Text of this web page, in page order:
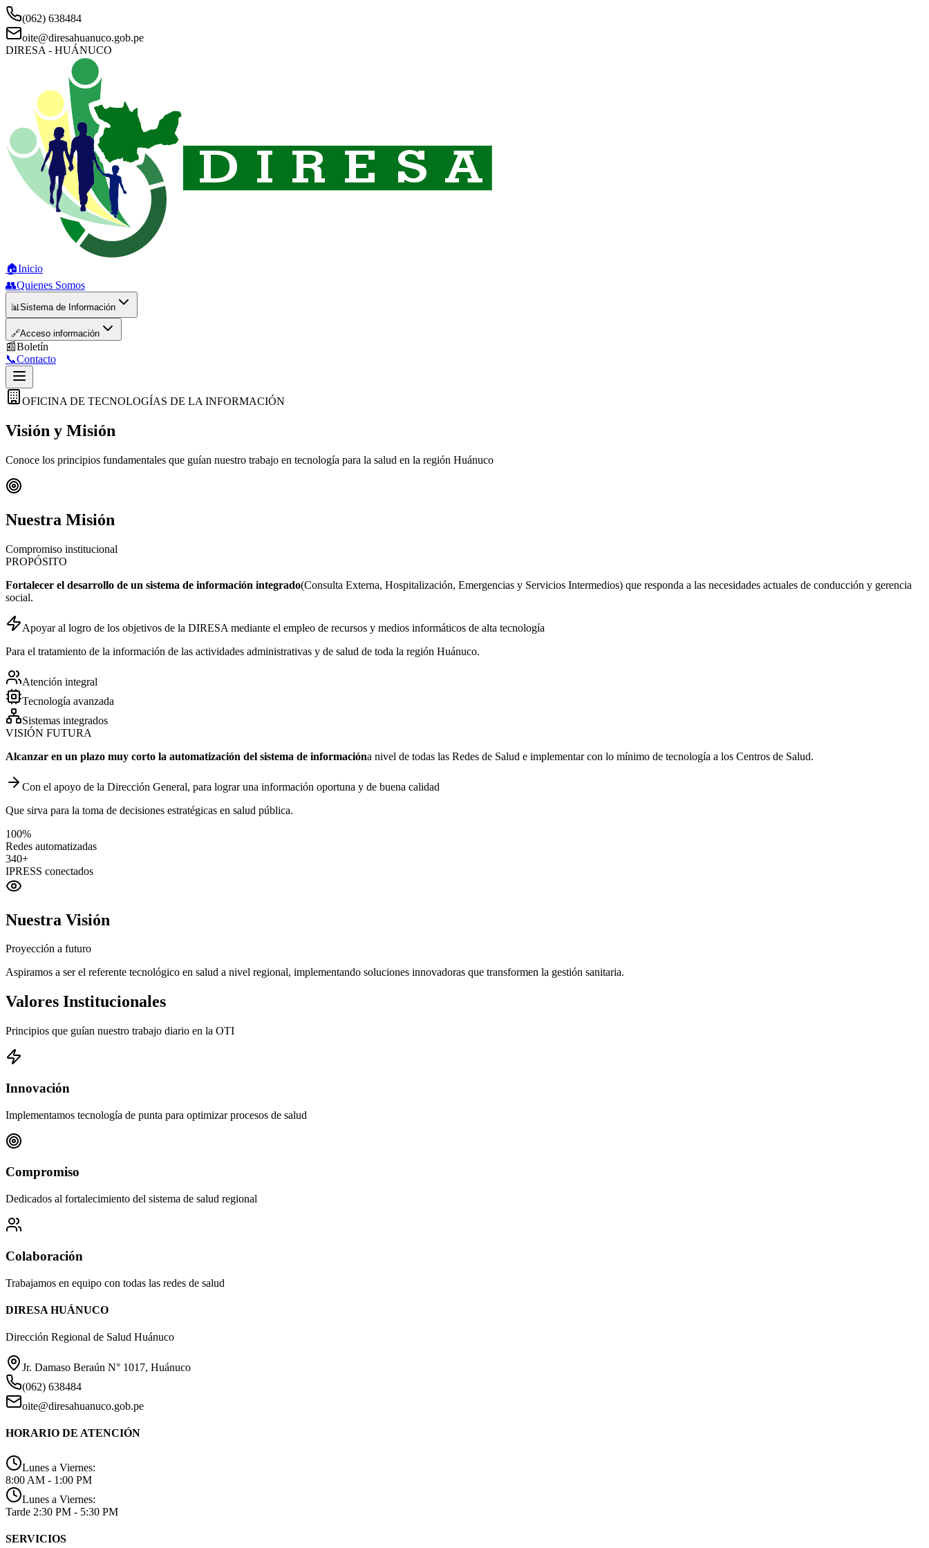
(062) 638484
oite@diresahuanuco.gob.pe
DIRESA - HUÁNUCO
🏠Inicio
👥Quienes Somos
📊Sistema de Información
🔗Acceso información
📰Boletín
📞Contacto
OFICINA DE TECNOLOGÍAS DE LA INFORMACIÓN
Visión y Misión
Conoce los principios fundamentales que guían nuestro trabajo en tecnología para la salud en la región Huánuco
Nuestra Misión
Compromiso institucional
PROPÓSITO
Fortalecer el desarrollo de un sistema de información integrado(Consulta Externa, Hospitalización, Emergencias y Servicios Intermedios) que responda a las necesidades actuales de conducción y gerencia
social.
Apoyar al logro de los objetivos de la DIRESA mediante el empleo de recursos y medios informáticos de alta tecnología
Para el tratamiento de la información de las actividades administrativas y de salud de toda la región Huánuco.
Atención integral
Tecnología avanzada
Sistemas integrados
VISIÓN FUTURA
Alcanzar en un plazo muy corto la automatización del sistema de informacióna nivel de todas las Redes de Salud e implementar con lo mínimo de tecnología a los Centros de Salud.
Con el apoyo de la Dirección General, para lograr una información oportuna y de buena calidad
Que sirva para la toma de decisiones estratégicas en salud pública.
100%
Redes automatizadas
340+
IPRESS conectados
Nuestra Visión
Proyección a futuro
Aspiramos a ser el referente tecnológico en salud a nivel regional, implementando soluciones innovadoras que transformen la gestión sanitaria.
Valores Institucionales
Principios que guían nuestro trabajo diario en la OTI
Innovación
Implementamos tecnología de punta para optimizar procesos de salud
Compromiso
Dedicados al fortalecimiento del sistema de salud regional
Colaboración
Trabajamos en equipo con todas las redes de salud
DIRESA HUÁNUCO
Dirección Regional de Salud Huánuco
Jr. Damaso Beraún N° 1017, Huánuco
(062) 638484
oite@diresahuanuco.gob.pe
HORARIO DE ATENCIÓN
Lunes a Viernes:
8:00 AM - 1:00 PM
Lunes a Viernes:
Tarde 2:30 PM - 5:30 PM
SERVICIOS